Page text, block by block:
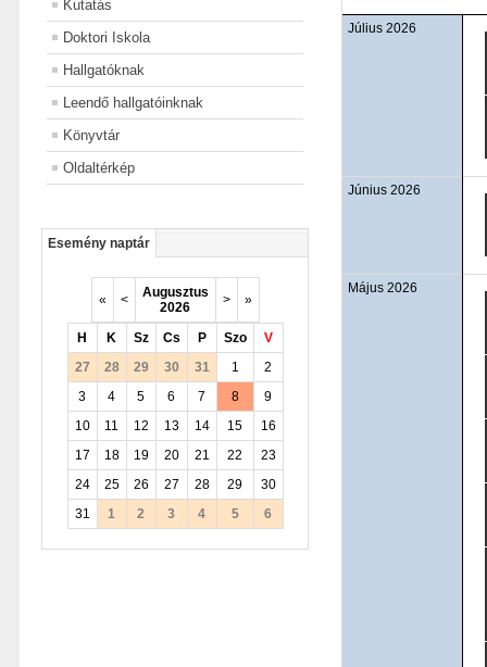
Kutatás
Doktori Iskola
Hallgatóknak
Leendő hallgatóinknak
Könyvtár
Oldaltérkép
Esemény naptár
« <
Augusztus
2026
> »
H K Sz Cs P Szo
V
27
28 29 30 31 1
2
3
4 5 6 7 8
9
10
11 12 13 14 15
16
17
18 19 20 21 22
23
24
25 26 27 28 29
30
31
1 2 3 4 5 6
Július 2026
Június 2026
Május 2026